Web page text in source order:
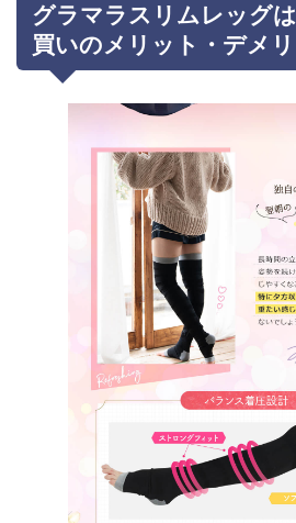
グラマラスリムレッグ
買いのメリット・デメ